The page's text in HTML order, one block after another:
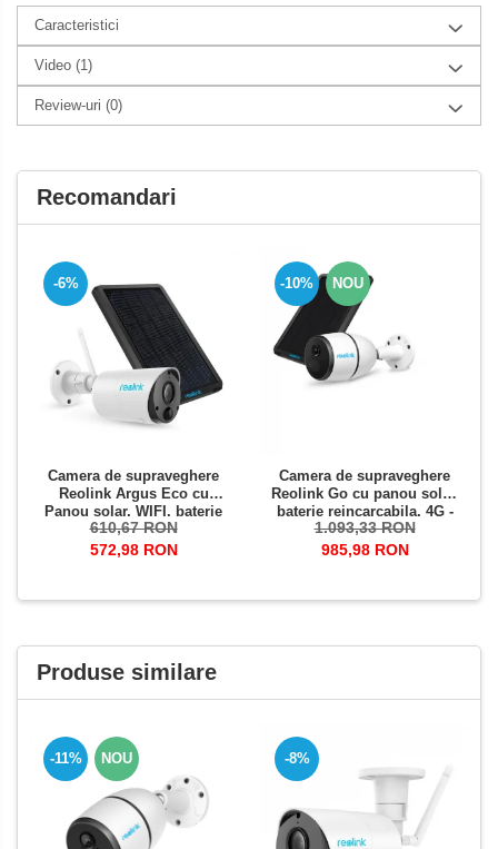
Caracteristici
Video (1)
Review-uri (0)
Recomandari
-6%
Camera de supraveghere
Reolink Argus Eco cu
Panou solar, WIFI, baterie
reincarcabila, slot Micro SD
Card, rezolutie Full HD,
610,67 RON
572,98 RON
-10% NOU
Camera de supraveghere
Reolink Go cu panou solar,
baterie reincarcabila, 4G -
LTE, rezolutie Full HD,
senzor de miscare
1.093,33 RON
985,98 RON
Produse similare
-11% NOU -8%